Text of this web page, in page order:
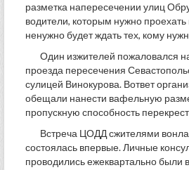
разметка напересечении улиц
водители, которым нужно
ненужно будет ждать тех, кому
Один изжителей пожаловался
проезда пересечения
сулицей Винокурова. Вответ
обещали нанести вафельную
пропускную способность
Встреча ЦОДД сжителями
состоялась впервые. Личные
проводились ежеквартально